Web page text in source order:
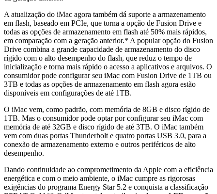
A atualização do iMac agora também dá suporte a armazenamento
em flash, baseado em PCIe, que torna a opção de Fusion Drive e
todas as opções de armazenamento em flash até 50% mais rápidos,
em comparação com a geração anterior.* A popular opção do Fusion
Drive combina a grande capacidade de armazenamento do disco
rígido com o alto desempenho do flash, que reduz o tempo de
inicialização e torna mais rápido o acesso a aplicativos e arquivos. O
consumidor pode configurar seu iMac com Fusion Drive de 1TB ou
3TB e todas as opções de armazenamento em flash agora estão
disponíveis em configurações de até 1TB.
O iMac vem, como padrão, com memória de 8GB e disco rígido de
1TB. Mas o consumidor pode optar por configurar seu iMac com
memória de até 32GB e disco rígido de até 3TB. O iMac também
vem com duas portas Thunderbolt e quatro portas USB 3.0, para a
conexão de armazenamento externo e outros periféricos de alto
desempenho.
Dando continuidade ao comprometimento da Apple com a eficiência
energética e com o meio ambiente, o iMac cumpre as rigorosas
exigências do programa Energy Star 5.2 e conquista a classificação